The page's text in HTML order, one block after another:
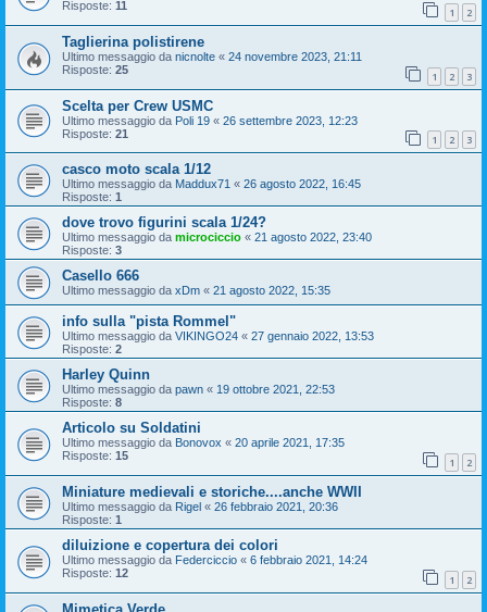
Risposte: 11 1 2
Taglierina polistirene
Ultimo messaggio da nicnolte « 24 novembre 2023, 21:11
Risposte: 25 1 2 3
Scelta per Crew USMC
Ultimo messaggio da Poli 19 « 26 settembre 2023, 12:23
Risposte: 21 1 2 3
casco moto scala 1/12
Ultimo messaggio da Maddux71 « 26 agosto 2022, 16:45
Risposte: 1
dove trovo figurini scala 1/24?
Ultimo messaggio da microciccio « 21 agosto 2022, 23:40
Risposte: 3
Casello 666
Ultimo messaggio da xDm « 21 agosto 2022, 15:35
info sulla "pista Rommel"
Ultimo messaggio da VIKINGO24 « 27 gennaio 2022, 13:53
Risposte: 2
Harley Quinn
Ultimo messaggio da pawn « 19 ottobre 2021, 22:53
Risposte: 8
Articolo su Soldatini
Ultimo messaggio da Bonovox « 20 aprile 2021, 17:35
Risposte: 15 1 2
Miniature medievali e storiche....anche WWII
Ultimo messaggio da Rigel « 26 febbraio 2021, 20:36
Risposte: 1
diluizione e copertura dei colori
Ultimo messaggio da Federciccio « 6 febbraio 2021, 14:24
Risposte: 12 1 2